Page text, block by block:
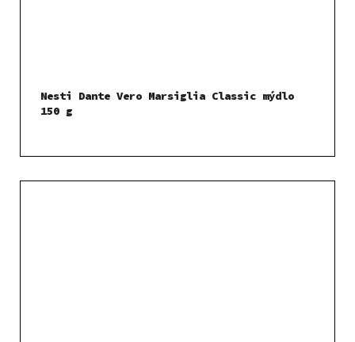
Nesti Dante Vero Marsiglia Classic mýdlo
150 g